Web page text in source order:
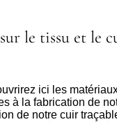
le tissu et le
ici les
à la fabrication de
de notre cuir